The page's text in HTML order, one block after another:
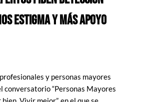
ESTIGMA Y MÁS APOYO
y personas mayores
conversatorio “Personas Mayores